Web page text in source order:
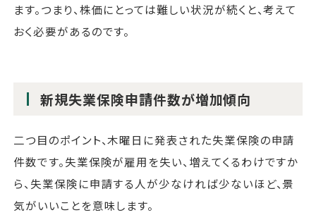
ます。つまり、株価にとっては難しい状況が続くと、考えて
おく必要があるのです。
新規失業保険申請件数が増加傾向
二つ目のポイント、木曜日に発表された失業保険の申請
件数です。失業保険が雇用を失い、増えてくるわけですか
ら、失業保険に申請する人が少なければ少ないほど、景
気がいいことを意味します。